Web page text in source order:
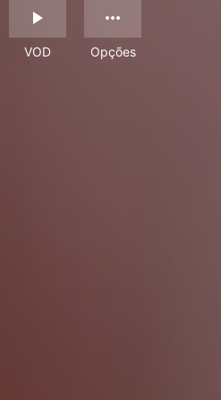
VOD Opções